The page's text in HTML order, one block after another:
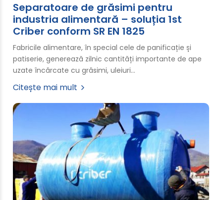
Separatoare de grăsimi pentru
industria alimentară – soluția 1st
Criber conform SR EN 1825
Fabricile alimentare, în special cele de panificație și
patiserie, generează zilnic cantități importante de ape
uzate încărcate cu grăsimi, uleiuri…
Citește mai mult